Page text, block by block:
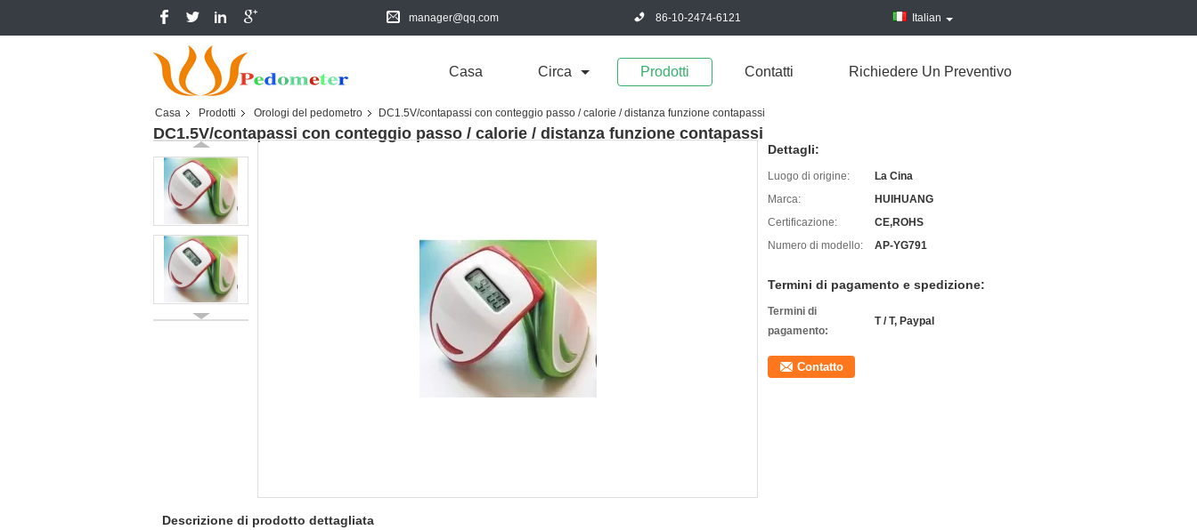
manager@qq.com 86-10-2474-6121 Italian
Casa Circa Prodotti Contatti Richiedere Un Preventivo
Casa Prodotti Orologi del pedometro DC1.5V/contapassi con conteggio passo / calorie / distanza funzione contapassi
DC1.5V/contapassi con conteggio passo / calorie / distanza funzione contapassi
Dettagli:
Luogo di origine:
La Cina
Marca:
HUIHUANG
Certificazione:
CE,ROHS
Numero di modello:
AP-YG791
Termini di pagamento e spedizione:
Termini di
pagamento:
T / T, Paypal
Contatto
Descrizione di prodotto dettagliata